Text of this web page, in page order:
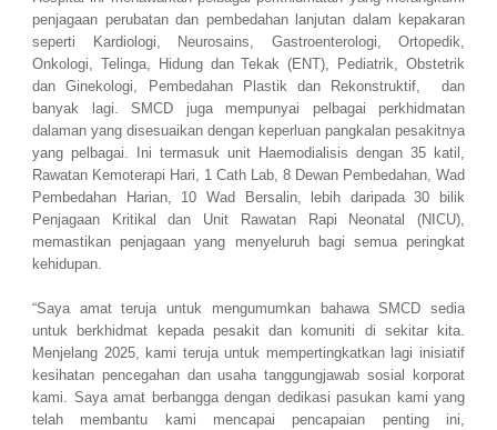
penjagaan perubatan dan pembedahan lanjutan dalam kepakaran
seperti Kardiologi, Neurosains, Gastroenterologi, Ortopedik,
Onkologi, Telinga, Hidung dan Tekak (ENT), Pediatrik, Obstetrik
dan Ginekologi, Pembedahan Plastik dan Rekonstruktif, dan
banyak lagi. SMCD juga mempunyai pelbagai perkhidmatan
dalaman yang disesuaikan dengan keperluan pangkalan pesakitnya
yang pelbagai. Ini termasuk unit Haemodialisis dengan 35 katil,
Rawatan Kemoterapi Hari, 1 Cath Lab, 8 Dewan Pembedahan, Wad
Pembedahan Harian, 10 Wad Bersalin, lebih daripada 30 bilik
Penjagaan Kritikal dan Unit Rawatan Rapi Neonatal (NICU),
memastikan penjagaan yang menyeluruh bagi semua peringkat
kehidupan.
“Saya amat teruja untuk mengumumkan bahawa SMCD sedia
untuk berkhidmat kepada pesakit dan komuniti di sekitar kita.
Menjelang 2025, kami teruja untuk mempertingkatkan lagi inisiatif
kesihatan pencegahan dan usaha tanggungjawab sosial korporat
kami. Saya amat berbangga dengan dedikasi pasukan kami yang
telah membantu kami mencapai pencapaian penting ini,